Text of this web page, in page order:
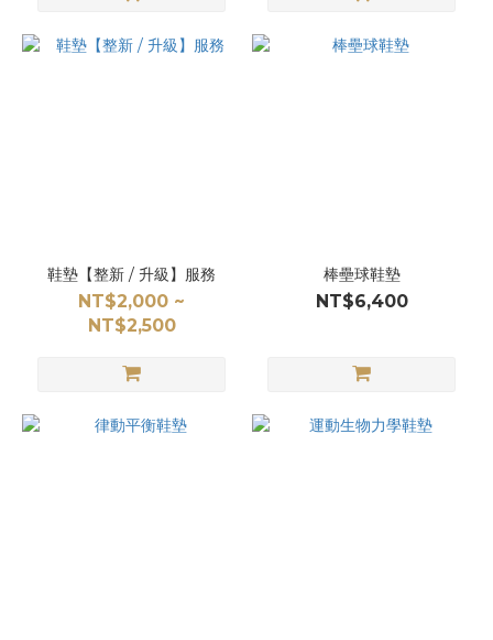
鞋墊【整新 / 升級】服務
NT$2,000 ~
NT$2,500
棒壘球鞋墊
NT$6,400